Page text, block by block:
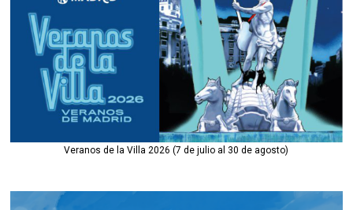
Veranos de la Villa 2026 (7 de julio al 30 de agosto)